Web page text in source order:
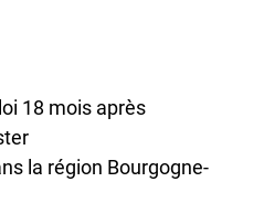
18 mois après
la région Bourgogne-